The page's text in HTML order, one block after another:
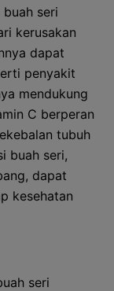
seri
kerusakan
dapat
penyakit
mendukung
C berperan
tubuh
buah seri,
dapat
kesehatan
seri